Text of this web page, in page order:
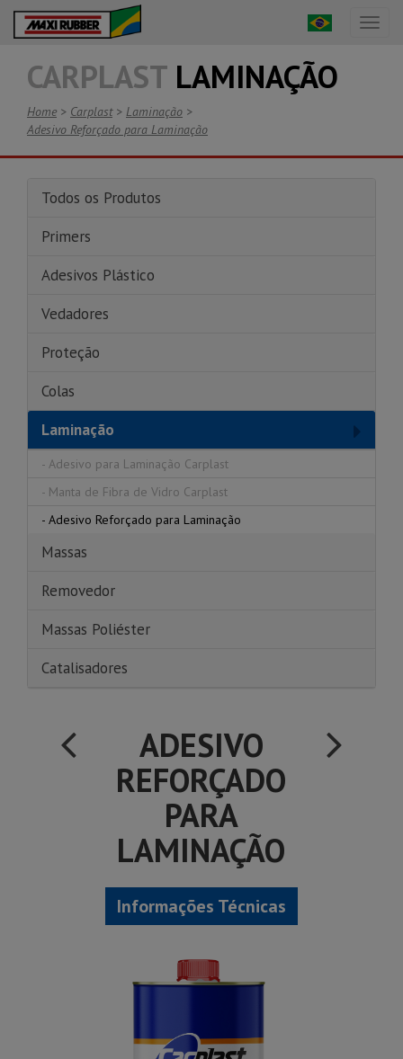
CARPLAST LAMINAÇÃO
Home > Carplast > Laminação >
Adesivo Reforçado para Laminação
Todos os Produtos
Primers
Adesivos Plástico
Vedadores
Proteção
Colas
Laminação
- Adesivo para Laminação Carplast
- Manta de Fibra de Vidro Carplast
- Adesivo Reforçado para Laminação
Massas
Removedor
Massas Poliéster
Catalisadores
ADESIVO
REFORÇADO
PARA
LAMINAÇÃO
Informações Técnicas